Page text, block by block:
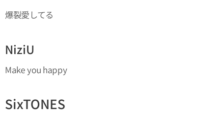
爆裂愛してる
NiziU
Make you happy
SixTONES